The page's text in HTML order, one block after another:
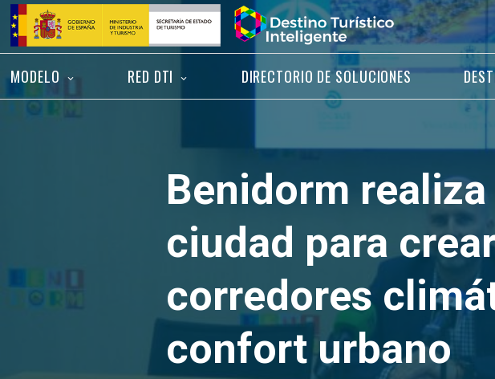
Saltar
contenido
Inicio
MODELO RED DTI DIRECTORIO DE SOLUCIONES
Benidorm
ciudad para
corredores
confort urbano